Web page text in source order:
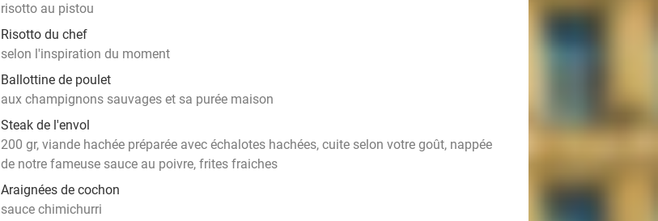
risotto au pistou
Risotto du chef
selon l'inspiration du moment
Ballottine de poulet
aux champignons sauvages et sa purée maison
Steak de l'envol
200 gr, viande hachée préparée avec échalotes hachées, cuite selon votre goût, nappée
de notre fameuse sauce au poivre, frites fraiches
Araignées de cochon
sauce chimichurri